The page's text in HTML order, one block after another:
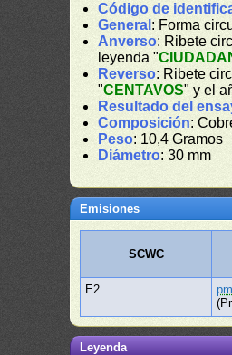
Código de
General : Forma
Anverso: Ribete
leyenda "
Reverso: Ribete
"CENTAVOS" y el
Resultado del
Composición:
Peso: 10,4 Gramos
Diámetro: 30 mm
Emisiones
SCWC
E2
Leyenda